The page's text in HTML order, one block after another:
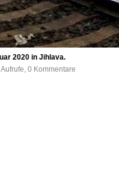
2020 in Jihlava.
0 Kommentare